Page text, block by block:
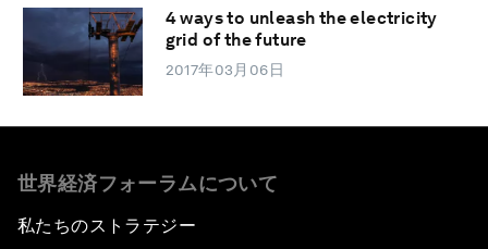
4 ways to unleash the electricity
grid of the future
2017年03月06日
世界経済フォーラムについて
私たちのストラテジー